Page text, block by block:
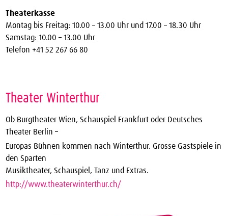
Theaterkasse
Montag bis Freitag: 10.00 – 13.00 Uhr und 17.00 – 18.30 Uhr
Samstag: 10.00 – 13.00 Uhr
Telefon +41 52 267 66 80
Theater Winterthur
Ob Burgtheater Wien, Schauspiel Frankfurt oder Deutsches
Theater Berlin –
Europas Bühnen kommen nach Winterthur. Grosse Gastspiele in
den Sparten
Musiktheater, Schauspiel, Tanz und Extras.
http://www.theaterwinterthur.ch/